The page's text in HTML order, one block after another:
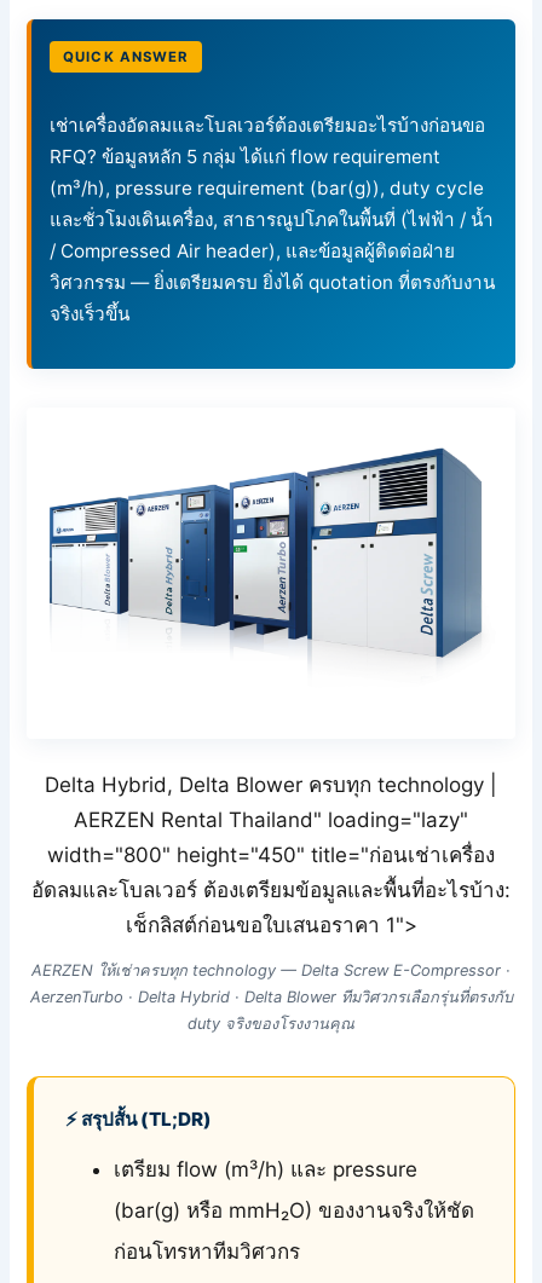
QUICK ANSWER
เช่าเครื่องอัดลมและโบลเวอร์ต้องเตรียมอะไรบ้างก่อนขอ
RFQ? ข้อมูลหลัก 5 กลุ่ม ได้แก่ flow requirement
(m³/h), pressure requirement (bar(g)), duty cycle
และชั่วโมงเดินเครื่อง, สาธารณูปโภคในพื้นที่ (ไฟฟ้า / น้ำ
/ Compressed Air header), และข้อมูลผู้ติดต่อฝ่าย
วิศวกรรม — ยิ่งเตรียมครบ ยิ่งได้ quotation ที่ตรงกับงาน
จริงเร็วขึ้น
Delta Hybrid, Delta Blower ครบทุก technology |
AERZEN Rental Thailand" loading="lazy"
width="800" height="450" title="ก่อนเช่าเครื่อง
อัดลมและโบลเวอร์ ต้องเตรียมข้อมูลและพื้นที่อะไรบ้าง:
เช็กลิสต์ก่อนขอใบเสนอราคา 1">
AERZEN ให้เช่าครบทุก technology — Delta Screw E-Compressor ·
AerzenTurbo · Delta Hybrid · Delta Blower ทีมวิศวกรเลือกรุ่นที่ตรงกับ
duty จริงของโรงงานคุณ
⚡ สรุปสั้น (TL;DR)
เตรียม flow (m³/h) และ pressure
(bar(g) หรือ mmH₂O) ของงานจริงให้ชัด
ก่อนโทรหาทีมวิศวกร